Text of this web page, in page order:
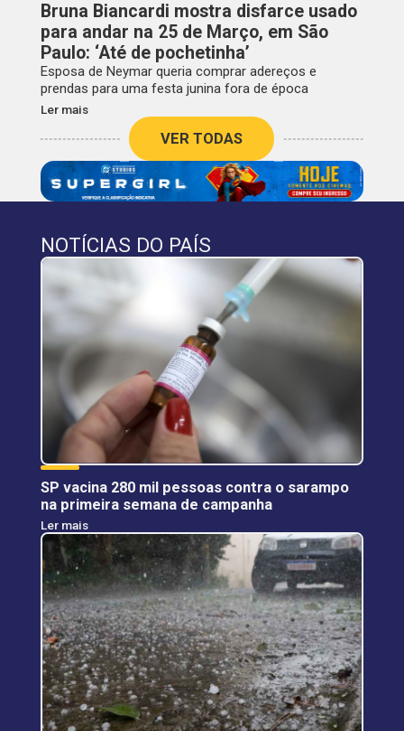
Bruna Biancardi mostra disfarce usado
para andar na 25 de Março, em São
Paulo: ‘Até de pochetinha’
Esposa de Neymar queria comprar adereços e
prendas para uma festa junina fora de época
Ler mais
VER TODAS
NOTÍCIAS DO PAÍS
SP vacina 280 mil pessoas contra o sarampo
na primeira semana de campanha
Ler mais